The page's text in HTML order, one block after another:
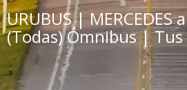
URUBUS | MERCEDES
(Todas) Ómnibus |